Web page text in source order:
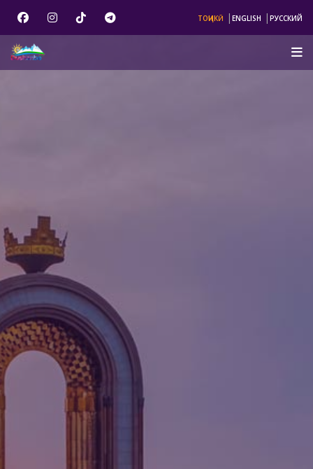
ТОҶИКӢ | ENGLISH | РУССКИЙ